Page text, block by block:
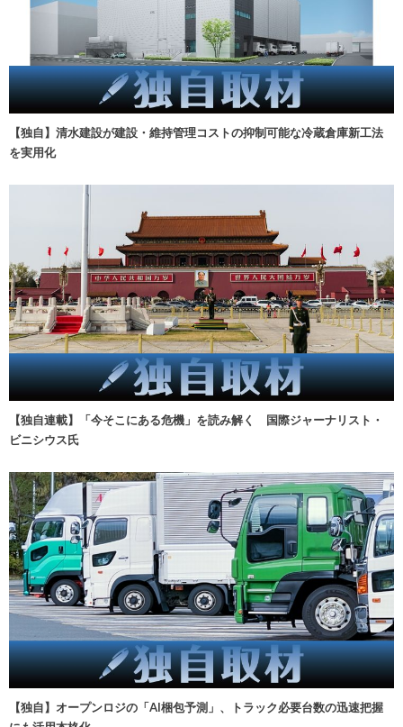
【独自】清水建設が建設・維持管理コストの抑制可能な冷蔵倉庫新工法
を実用化
【独自連載】「今そこにある危機」を読み解く 国際ジャーナリスト・
ビニシウス氏
【独自】オープンロジの「AI梱包予測」、トラック必要台数の迅速把握